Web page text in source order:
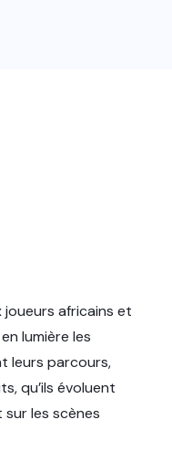
joueurs africains et
lumière les
leurs parcours,
qu’ils évoluent
les scènes